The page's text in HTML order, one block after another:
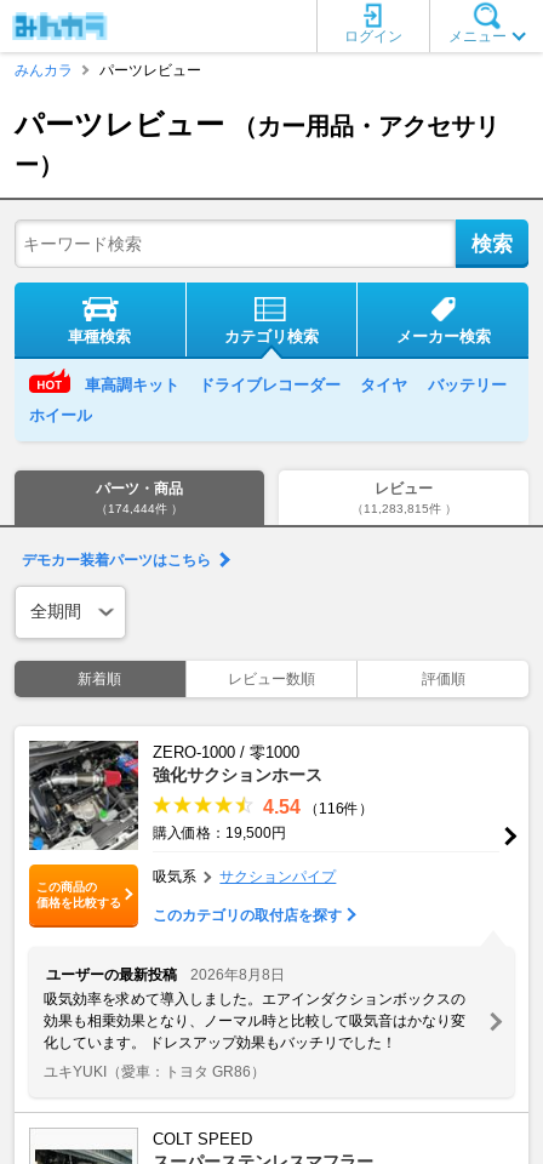
メニュー
ログイン
みんカラ
パーツレビュー
パーツレビュー
（カー用品・アクセサリ
ー）
車種検索 カテゴリ検索 メーカー検索
車高調キット ドライブレコーダー タイヤ
バッテリー
ホイール
パーツ・商品
（174,444件 ）
レビュー
（11,283,815件 ）
デモカー装着パーツはこちら
新着順 レビュー数順 評価順
この商品の
価格を比較する
ZERO-1000 / 零1000
強化サクションホース
4.54
（116件）
購入価格：19,500円
吸気系 サクションパイプ
このカテゴリの取付店を探す
ユーザーの最新投稿
2026年8月8日
吸気効率を求めて導入しました。エアインダクションボックスの
効果も相乗効果となり、ノーマル時と比較して吸気音はかなり変
化しています。 ドレスアップ効果もバッチリでした！
ユキYUKI （愛車：トヨタ GR86）
COLT SPEED